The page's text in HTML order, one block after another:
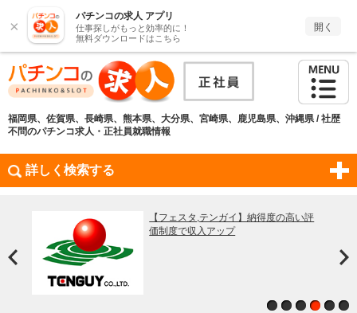
×
パチンコの求人 アプリ
仕事探しがもっと効率的に！
無料ダウンロードはこちら
開く
福岡県、佐賀県、長崎県、熊本県、大分県、宮崎県、鹿児島県、沖縄県 / 社歴
不問のパチンコ求人・正社員就職情報
詳しく検索する
【フェスタ,テンガイ】納得度の高い評
価制度で収入アップ